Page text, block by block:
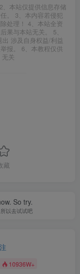
、本站仅提供信息存储
。 3、本内容若侵犯
处理！ 4、本站全资
果与本站无关。 5、
涉及自身权益/利益
报。 6、本教程仅供
关
藏
So try.
以去试试吧
10936W+